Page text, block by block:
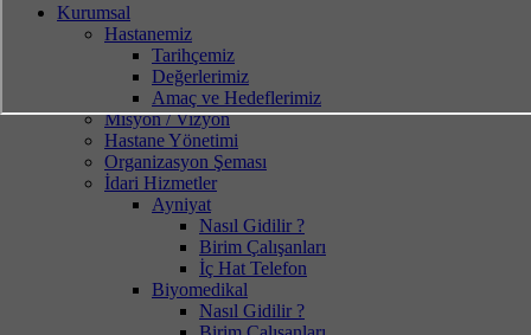
Kurumsal
Hastanemiz
Tarihçemiz
Değerlerimiz
Amaç ve Hedeflerimiz
Misyon / Vizyon
Hastane Yönetimi
Organizasyon Şeması
İdari Hizmetler
Ayniyat
Nasıl Gidilir ?
Birim Çalışanları
İç Hat Telefon
Biyomedikal
Nasıl Gidilir ?